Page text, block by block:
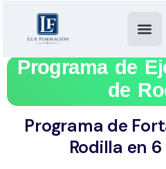
Programa de
de
Programa de
Rodilla en